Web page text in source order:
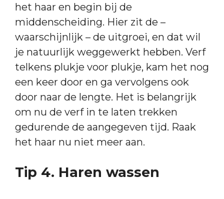
het haar en begin bij de
middenscheiding. Hier zit de –
waarschijnlijk – de uitgroei, en dat wil
je natuurlijk weggewerkt hebben. Verf
telkens plukje voor plukje, kam het nog
een keer door en ga vervolgens ook
door naar de lengte. Het is belangrijk
om nu de verf in te laten trekken
gedurende de aangegeven tijd. Raak
het haar nu niet meer aan.
Tip 4. Haren wassen